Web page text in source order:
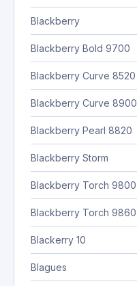
Blackberry
Blackberry Bold 9700
Blackberry Curve 8520
Blackberry Curve 8900
Blackberry Pearl 8820
Blackberry Storm
Blackberry Torch 9800
Blackberry Torch 9860
Blackerry 10
Blagues